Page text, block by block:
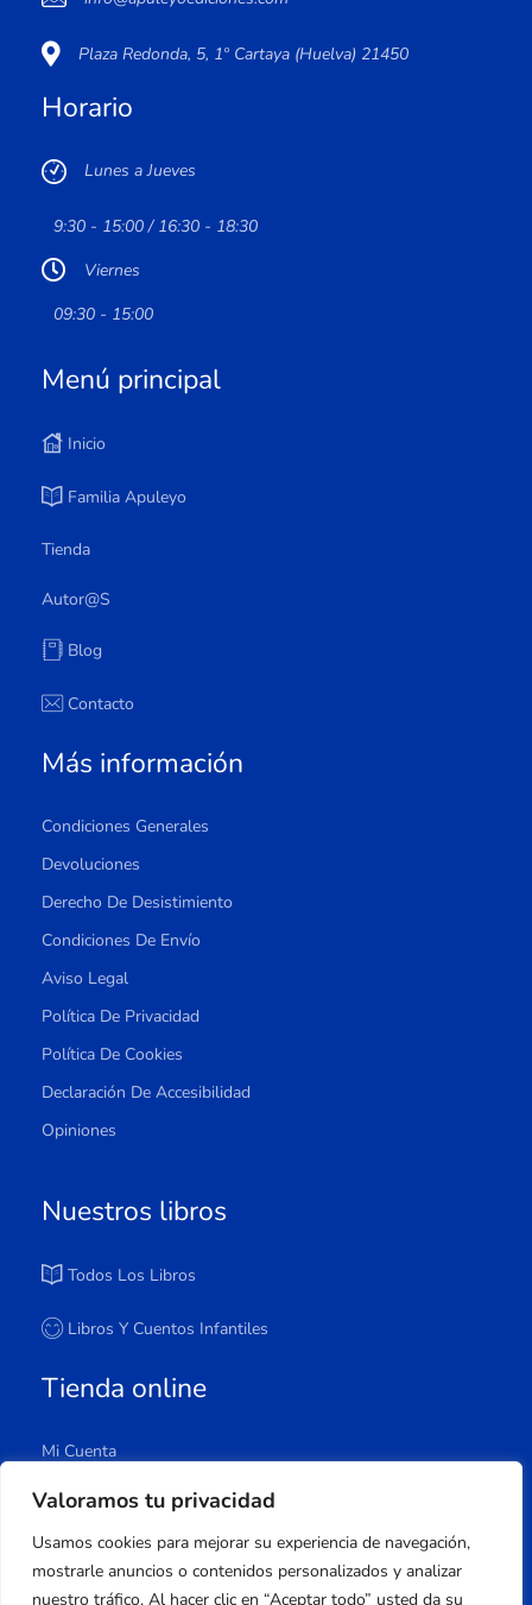
Valoramos tu privacidad
Usamos cookies para mejorar su experiencia de navegación,
mostrarle anuncios o contenidos personalizados y analizar
nuestro tráfico. Al hacer clic en “Aceptar todo” usted da su
Plaza Redonda, 5, 1º Cartaya (Huelva) 21450
Horario
Lunes a Jueves
9:30 - 15:00 / 16:30 - 18:30
Viernes
09:30 - 15:00
Menú principal
Inicio
Familia Apuleyo
Tienda
Autor@s
Blog
Contacto
Más información
Condiciones Generales
Devoluciones
Derecho De Desistimiento
Condiciones De Envío
Aviso Legal
Política De Privacidad
Política De Cookies
Declaración De Accesibilidad
Opiniones
Nuestros libros
Todos Los Libros
Libros Y Cuentos Infantiles
Tienda online
Mi Cuenta
Carrito
Lista De Deseos